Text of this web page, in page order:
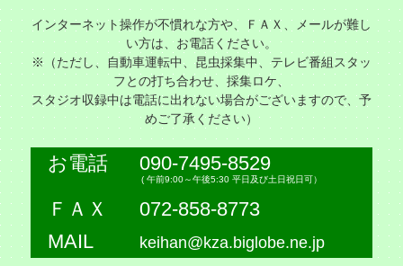
インターネット操作が不慣れな方や、ＦＡＸ、メールが難し
い方は、お電話ください。
※（ただし、自動車運転中、昆虫採集中、テレビ番組スタッ
フとの打ち合わせ、採集ロケ、
スタジオ収録中は電話に出れない場合がございますので、予
めご了承ください）
お電話 090-7495-8529
( 午前9:00～午後5:30 平日及び土日祝日可）
ＦＡＸ
072-858-8773
MAIL
keihan@kza.biglobe.ne.jp